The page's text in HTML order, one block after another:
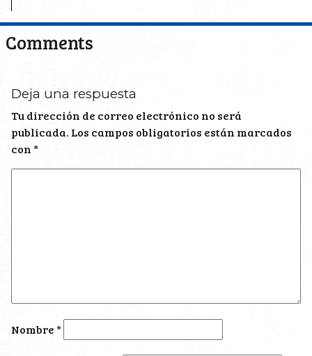
Comments
Deja una respuesta
Tu dirección de correo electrónico no será
publicada. Los campos obligatorios están marcados
con*
Nombre*